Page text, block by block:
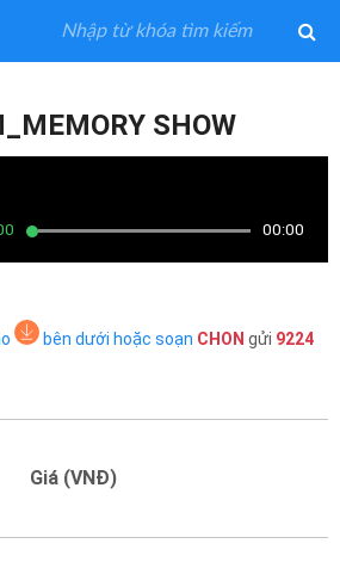
SHOW
00:00
bên dưới hoặc soạn CHON gửi 9224
Giá (VNĐ)